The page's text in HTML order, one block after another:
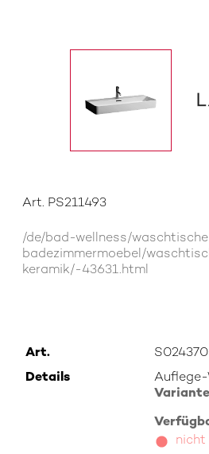
Art. PS211493
/de/bad-wellness/
badezimmermoebel/
keramik/-43631.html
Art.
S024370
Details
Auflege-
nicht